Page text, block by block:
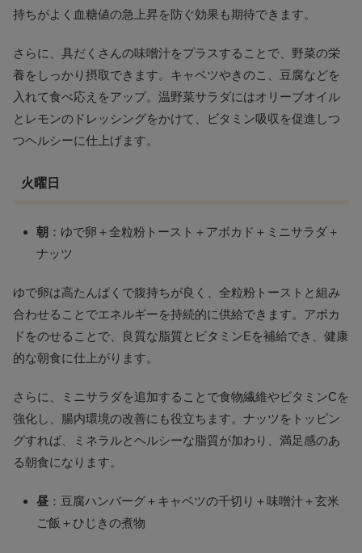
持ちがよく血糖値の急上昇を防ぐ効果も期待できます。
さらに、具だくさんの味噌汁をプラスすることで、野菜の栄
養をしっかり摂取できます。キャベツやきのこ、豆腐などを
入れて食べ応えをアップ。温野菜サラダにはオリーブオイル
とレモンのドレッシングをかけて、ビタミン吸収を促進しつ
つヘルシーに仕上げます。
火曜日
朝 ：ゆで卵＋全粒粉トースト＋アボカド＋ミニサラダ＋
ナッツ
ゆで卵は高たんぱくで腹持ちが良く、全粒粉トーストと組み
合わせることでエネルギーを持続的に供給できます。アボカ
ドをのせることで、良質な脂質とビタミンEを補給でき、健康
的な朝食に仕上がります。
さらに、ミニサラダを追加することで食物繊維やビタミンCを
強化し、腸内環境の改善にも役立ちます。ナッツをトッピン
グすれば、ミネラルとヘルシーな脂質が加わり、満足感のあ
る朝食になります。
昼 ：豆腐ハンバーグ＋キャベツの千切り＋味噌汁＋玄米
ご飯＋ひじきの煮物